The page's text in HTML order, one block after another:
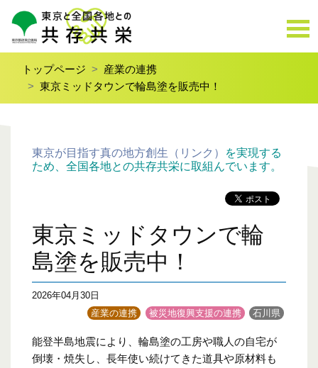
トップページ
産業の連携
東京ミッドタウンで輪島塗を販売中！
東京が目指す真の地方創生（リンク）
を実現する
ため、全国各地との共存共栄に取組んでいます。
東京ミッドタウンで輪
島塗を販売中！
2026年04月30日
産業の連携
被災地復興支援の連携 石川県
能登半島地震により、輪島塗の工房や職人の自宅が
倒壊・焼失し、長年使い続けてきた道具や原材料も